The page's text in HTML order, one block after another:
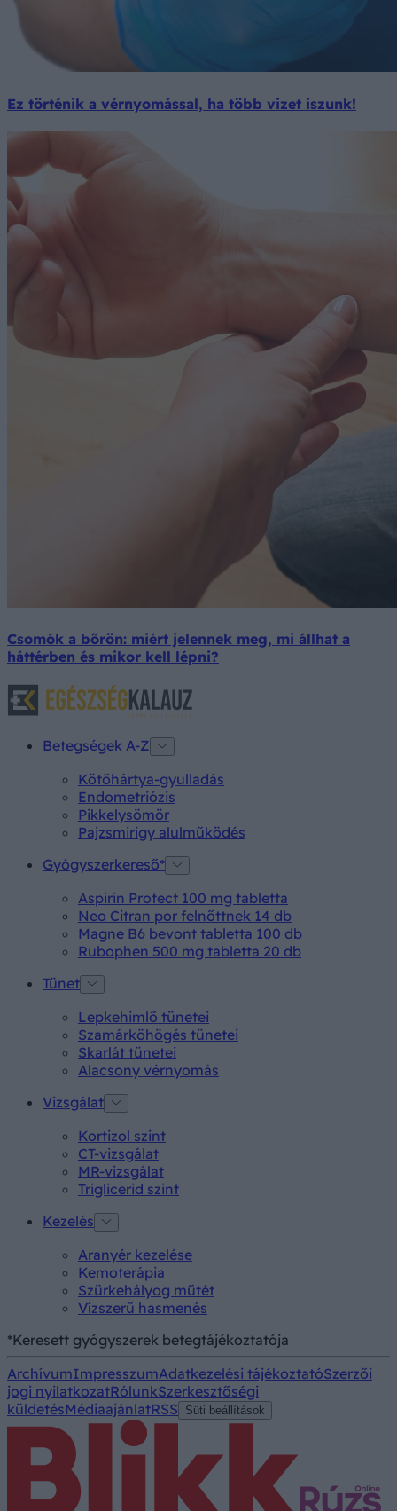
Ez történik a vérnyomással, ha több vizet iszunk!
Csomók a bőrön: miért jelennek meg, mi állhat a
háttérben és mikor kell lépni?
Betegségek A-Z
Kötőhártya-gyulladás
Endometriózis
Pikkelysömör
Pajzsmirigy alulműködés
Gyógyszerkereső*
Aspirin Protect 100 mg tabletta
Neo Citran por felnőttnek 14 db
Magne B6 bevont tabletta 100 db
Rubophen 500 mg tabletta 20 db
Tünet
Lepkehimlő tünetei
Szamárköhögés tünetei
Skarlát tünetei
Alacsony vérnyomás
Vizsgálat
Kortizol szint
CT-vizsgálat
MR-vizsgálat
Triglicerid szint
Kezelés
Aranyér kezelése
Kemoterápia
Szürkehályog műtét
Vízszerű hasmenés
*Keresett gyógyszerek betegtájékoztatója
ArchívumImpresszumAdatkezelési tájékoztatóSzerzői
jogi nyilatkozatRólunkSzerkesztőségi
küldetésMédiaajánlatRSS Süti beállítások